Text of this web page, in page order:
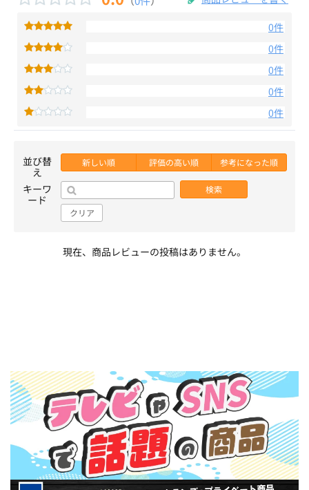
0件
0件
0件
0件
0件
並び替
え
新しい順 評価の高い順 参考になった順
キーワ
ード
検索
クリア
現在、商品レビューの投稿はありません。